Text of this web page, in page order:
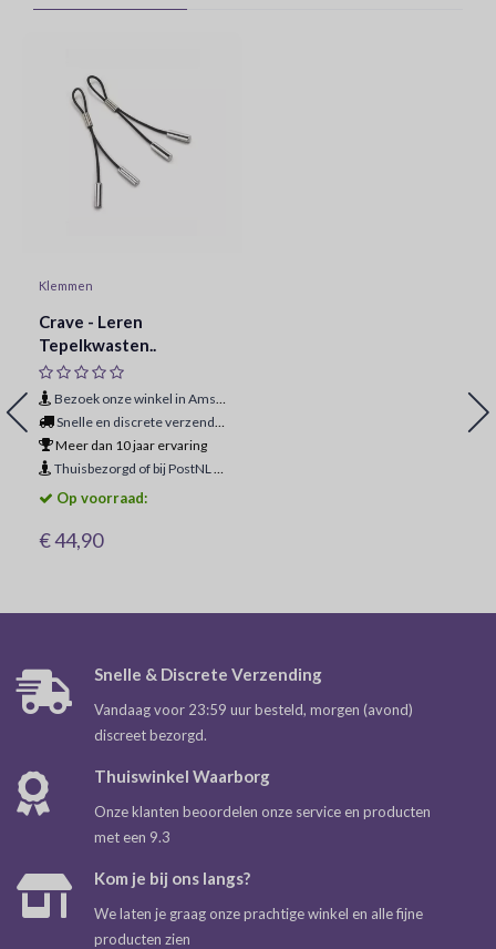
Klemmen
Crave - Leren
Tepelkwasten..
Bezoek onze winkel in Amsterdam
Snelle en discrete verzending
Meer dan 10 jaar ervaring
Thuisbezorgd of bij PostNL ophaalpunt
Op voorraad:
€ 44,90
Snelle & Discrete Verzending
Vandaag voor 23:59 uur besteld, morgen (avond)
discreet bezorgd.
Thuiswinkel Waarborg
Onze klanten beoordelen onze service en producten
met een 9.3
Kom je bij ons langs?
We laten je graag onze prachtige winkel en alle fijne
producten zien